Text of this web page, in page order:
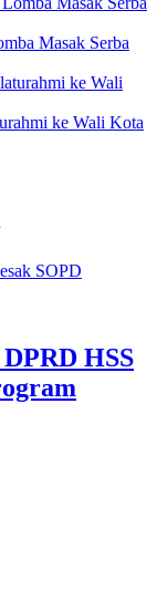
Masak Serba
ke Wali Kota
HSS